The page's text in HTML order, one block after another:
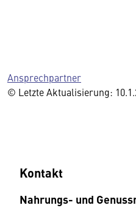
Ansprechpartner
© Letzte Aktualisierung:
Kontakt
Nahrungs- und